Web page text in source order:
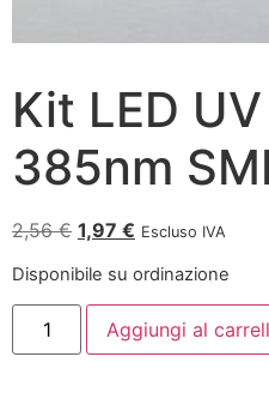
Kit LED
385nm
2,56€ 1,97 € Escluso IVA
Disponibile su ordinazione
Aggiungi al